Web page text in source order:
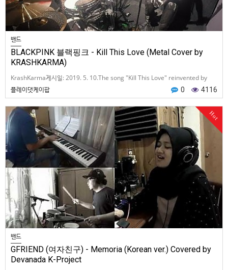
밴드
BLACKPINK 블랙핑크 - Kill This Love (Metal Cover by
KRASHKARMA)
KrashKarma게시일: 2019. 5. 10.The song "Kill This Love" reinvented by
KRASHKARMA.They are a Rock Duo fr…
플레이댓케이팝 0 4116
Hot
밴드
GFRIEND (여자친구) - Memoria (Korean ver.) Covered by
Devanada K-Project